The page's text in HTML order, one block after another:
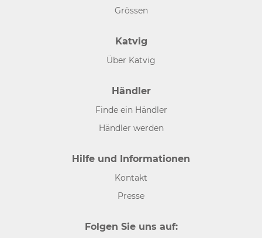
Grössen
Katvig
Über Katvig
Händler
Finde ein Händler
Händler werden
Hilfe und Informationen
Kontakt
Presse
Folgen Sie uns auf: